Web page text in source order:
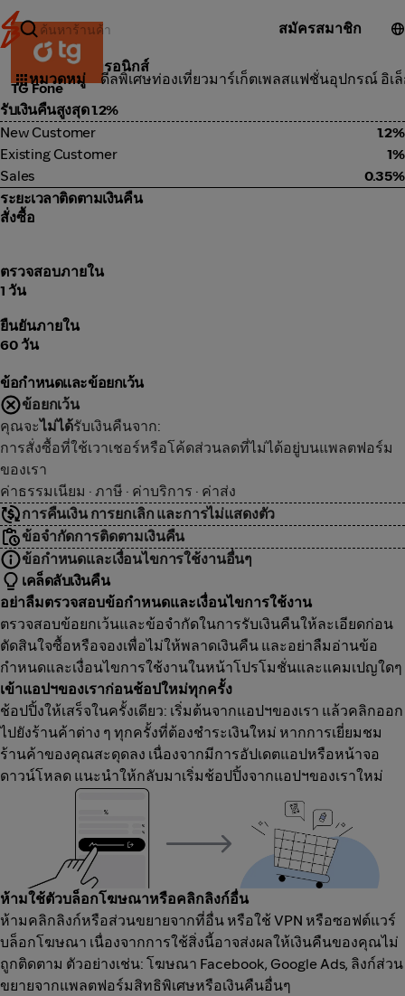
สมัครสมาชิก
หมวดหมู่ ดีลพิเศษท่องเที่ยวมาร์เก็ตเพลสแฟชั่นอุปกรณ์ อิเ
อุปกรณ์ อิเล็กทรอนิกส์
TG Fone
รับเงินคืนสูงสุด 1.2%
New Customer
1.2%
Existing Customer
1%
Sales
0.35%
ระยะเวลาติดตามเงินคืน
สั่งซื้อ
ตรวจสอบภายใน
1 วัน
ยืนยันภายใน
60 วัน
ข้อกำหนดและข้อยกเว้น
ข้อยกเว้น
คุณจะไม่ได้รับเงินคืนจาก:
การสั่งซื้อที่ใช้เวาเชอร์หรือโค้ดส่วนลดที่ไม่ได้อยู่บนแพลตฟอร์ม
ของเรา
ค่าธรรมเนียม · ภาษี · ค่าบริการ · ค่าส่ง
การคืนเงิน การยกเลิก และการไม่แสดงตัว
ข้อจำกัดการติดตามเงินคืน
ข้อกำหนดและเงื่อนไขการใช้งานอื่นๆ
เคล็ดลับเงินคืน
อย่าลืมตรวจสอบข้อกำหนดและเงื่อนไขการใช้งาน
ตรวจสอบข้อยกเว้นและข้อจำกัดในการรับเงินคืนให้ละเอียดก่อน
ตัดสินใจซื้อหรือจองเพื่อไม่ให้พลาดเงินคืน และอย่าลืมอ่านข้อ
กำหนดและเงื่อนไขการใช้งานในหน้าโปรโมชั่นและแคมเปญใดๆ
เข้าแอปฯของเราก่อนช้อปใหม่ทุกครั้ง
ช้อปปิ้งให้เสร็จในครั้งเดียว: เริ่มต้นจากแอปฯของเรา แล้วคลิกออก
ไปยังร้านค้าต่าง ๆ ทุกครั้งที่ต้องชำระเงินใหม่ หากการเยี่ยมชม
ร้านค้าของคุณสะดุดลง เนื่องจากมีการอัปเดตแอปหรือหน้าจอ
ดาวน์โหลด แนะนำให้กลับมาเริ่มช้อปปิ้งจากแอปฯของเราใหม่
ห้ามใช้ตัวบล็อกโฆษณาหรือคลิกลิงก์อื่น
ห้ามคลิกลิงก์หรือส่วนขยายจากที่อื่น หรือใช้ VPN หรือซอฟต์แวร์
บล็อกโฆษณา เนื่องจากการใช้สิ่งนี้อาจส่งผลให้เงินคืนของคุณไม่
ถูกติดตาม ตัวอย่างเช่น: โฆษณา Facebook, Google Ads, ลิงก์ส่วน
ขยายจากแพลตฟอร์มสิทธิพิเศษหรือเงินคืนอื่นๆ